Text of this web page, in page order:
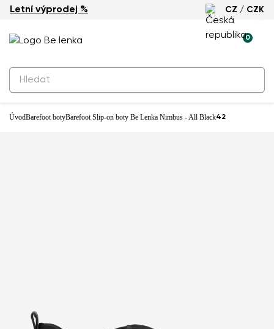
Letní výprodej % CZ / CZK
0
ÚvodBarefoot botyBarefoot Slip-on boty Be Lenka Nimbus - All Black42